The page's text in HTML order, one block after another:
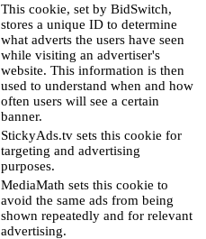
This cookie, set by BidSwitch,
stores a unique ID to determine
what adverts the users have seen
while visiting an advertiser's
website. This information is then
used to understand when and how
often users will see a certain
banner.
StickyAds.tv sets this cookie for
targeting and advertising
purposes.
MediaMath sets this cookie to
avoid the same ads from being
shown repeatedly and for relevant
advertising.